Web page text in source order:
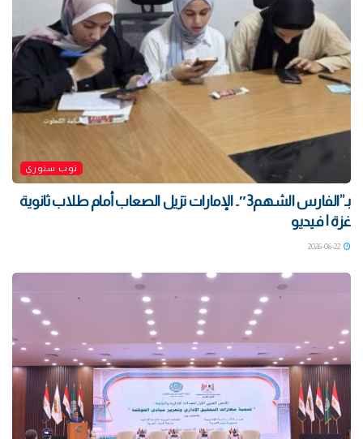
توب ستوري
بـ”الفارس الشهم3″.. الإمارات تزيل الصعاب أمام طلاب ثانوية
غزة | فيديو